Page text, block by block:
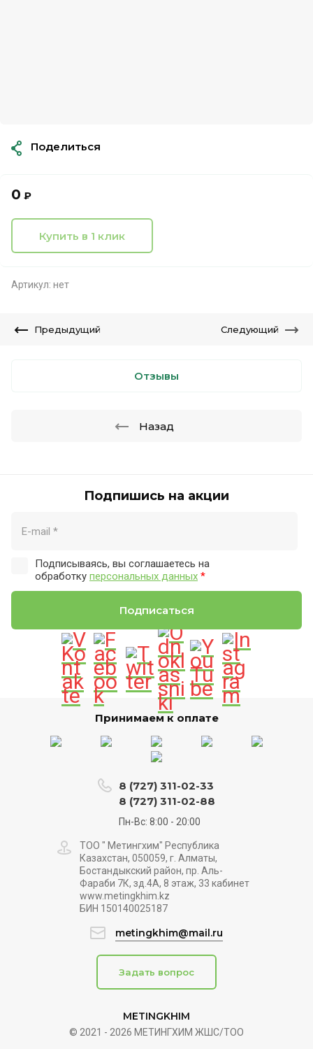
0 ₽
Купить в 1 клик
Артикул: нет
Поделиться
Предыдущий Следующий
Отзывы
Назад
Подпишись на акции
Подписываясь, вы соглашаетесь на
обработку персональных данных *
Подписаться
Принимаем к оплате
METINGKHIM
© 2021 - 2026 МЕТИНГХИМ ЖШС/ТОО
8 (727) 311-02-33
8 (727) 311-02-88
Пн-Вс: 8:00 - 20:00
ТОО " Метингхим" Республика
Казахстан, 050059, г. Алматы,
Бостандыкский район, пр. Аль-
Фараби 7К, зд.4А, 8 этаж, 33 кабинет
www.metingkhim.kz
БИН 150140025187
metingkhim@mail.ru
Задать вопрос